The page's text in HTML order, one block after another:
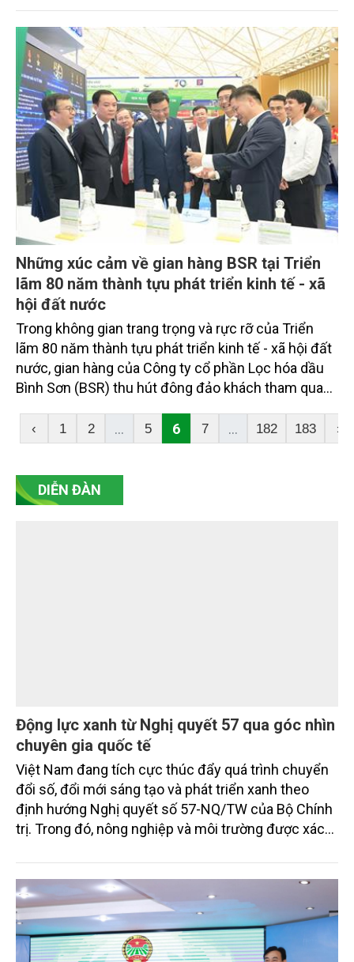
Những xúc cảm về gian hàng BSR tại Triển
lãm 80 năm thành tựu phát triển kinh tế - xã
hội đất nước
Trong không gian trang trọng và rực rỡ của Triển
lãm 80 năm thành tựu phát triển kinh tế - xã hội đất
nước, gian hàng của Công ty cổ phần Lọc hóa dầu
Bình Sơn (BSR) thu hút đông đảo khách tham quan
và đặc biệt là những sản phẩm năng lượng xanh
mang dấu ấn đổi mới của ngành năng lượng Việt
‹ 1 2 ... 5 6 7 ... 182 183 ›
DIỄN ĐÀN
Động lực xanh từ Nghị quyết 57 qua góc nhìn
chuyên gia quốc tế
Việt Nam đang tích cực thúc đẩy quá trình chuyển
đổi số, đổi mới sáng tạo và phát triển xanh theo
định hướng Nghị quyết số 57-NQ/TW của Bộ Chính
trị. Trong đó, nông nghiệp và môi trường được xác
sắc bởi các tiến bộ công nghệ và cam kết bền vững
toàn cầu, đặc biệt là mục tiêu đưa phát thải ròng
bằng 0 (Net-Zero) vào năm 2050.